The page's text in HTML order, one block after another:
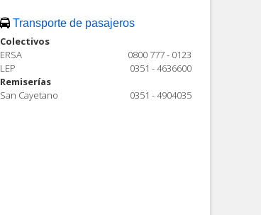
Transporte de pasajeros
Colectivos
ERSA
0800 777 - 0123
LEP
0351 - 4636600
Remiserías
San Cayetano
0351 - 4904035